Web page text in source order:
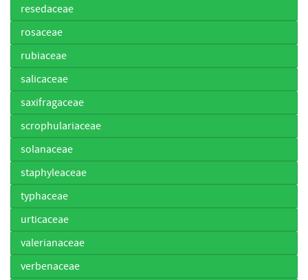
resedaceae
rosaceae
rubiaceae
salicaceae
saxifragaceae
scrophulariaceae
solanaceae
staphyleaceae
typhaceae
urticaceae
valerianaceae
verbenaceae